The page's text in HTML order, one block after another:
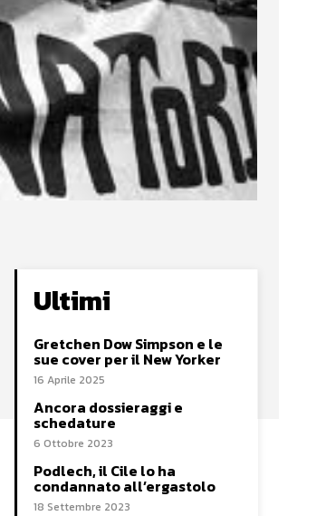
Ultimi
Gretchen Dow Simpson e le
sue cover per il New Yorker
16 Aprile 2025
Ancora dossieraggi e
schedature
6 Ottobre 2023
Podlech, il Cile lo ha
condannato all’ergastolo
18 Settembre 2023